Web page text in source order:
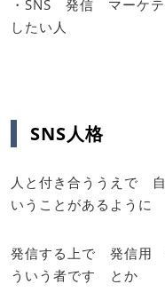
・SNS 発信 マーケ
したい人
SNS人格
人と付き合ううえで
いうことがあるように
発信する上で 発信用
ういう者です とか